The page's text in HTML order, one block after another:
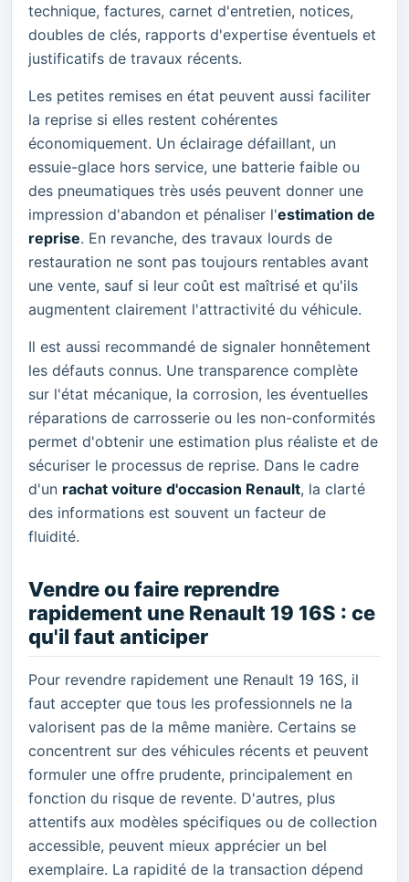
technique, factures, carnet d'entretien, notices,
doubles de clés, rapports d'expertise éventuels et
justificatifs de travaux récents.
Les petites remises en état peuvent aussi faciliter
la reprise si elles restent cohérentes
économiquement. Un éclairage défaillant, un
essuie-glace hors service, une batterie faible ou
des pneumatiques très usés peuvent donner une
impression d'abandon et pénaliser l'estimation de
reprise. En revanche, des travaux lourds de
restauration ne sont pas toujours rentables avant
une vente, sauf si leur coût est maîtrisé et qu'ils
augmentent clairement l'attractivité du véhicule.
Il est aussi recommandé de signaler honnêtement
les défauts connus. Une transparence complète
sur l'état mécanique, la corrosion, les éventuelles
réparations de carrosserie ou les non-conformités
permet d'obtenir une estimation plus réaliste et de
sécuriser le processus de reprise. Dans le cadre
d'un rachat voiture d'occasion Renault, la clarté
des informations est souvent un facteur de
fluidité.
Vendre ou faire reprendre
rapidement une Renault 19 16S : ce
qu'il faut anticiper
Pour revendre rapidement une Renault 19 16S, il
faut accepter que tous les professionnels ne la
valorisent pas de la même manière. Certains se
concentrent sur des véhicules récents et peuvent
formuler une offre prudente, principalement en
fonction du risque de revente. D'autres, plus
attentifs aux modèles spécifiques ou de collection
accessible, peuvent mieux apprécier un bel
exemplaire. La rapidité de la transaction dépend